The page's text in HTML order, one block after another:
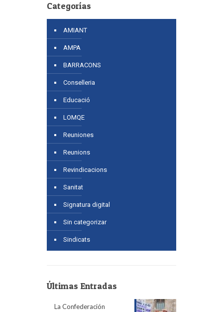
Categorías
AMIANT
AMPA
BARRACONS
Conselleria
Educació
LOMQE
Reuniones
Reunions
Revindicacions
Sanitat
Signatura digital
Sin categorizar
Sindicats
Últimas Entradas
La Confederación